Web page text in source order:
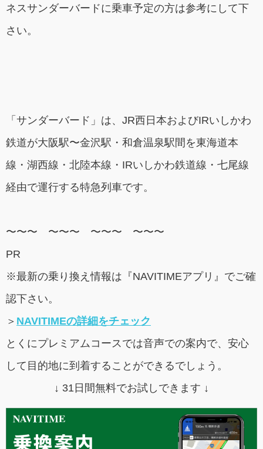
ネスサンダーバードに乗車予定の方は参考にして下
さい。
「サンダーバード」は、JR西日本およびIRいしかわ
鉄道が大阪駅〜金沢駅・和倉温泉駅間を東海道本
線・湖西線・北陸本線・IRいしかわ鉄道線・七尾線
経由で運行する特急列車です。
〜〜〜 〜〜〜 〜〜〜 〜〜〜
PR
※最新の乗り換え情報は『NAVITIMEアプリ』でご確
認下さい。
＞ NAVITIMEの詳細をチェック
とくにプレミアムコースでは音声での案内で、安心
して目的地に到着することができるでしょう。
↓ 31日間無料でお試しできます ↓